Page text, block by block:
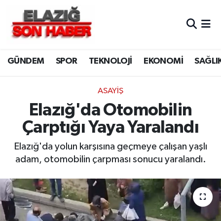
GÜNDEM SPOR TEKNOLOJİ EKONOMİ
ASAYİŞ
Elazığ'da Otomobilin
Çarptığı Yaya Yaralandı
Elazığ'da yolun karşısına geçmeye çalışan yaşlı
adam, otomobilin çarpması sonucu yaralandı.
CANLI YAYIN
ASAYİŞ
BİLİM VE TEKNOLOJİ
DÜNYA
EĞİTİM
EKONOMİ
ELAZIĞ
GENEL
Merkez Hava Durumu
Merkez Trafik Yoğunluk Haritası
Süper Lig Puan Durumu ve Fikstür
Tüm Manşetler
Son Dakika Haberleri
Haber Arşivi